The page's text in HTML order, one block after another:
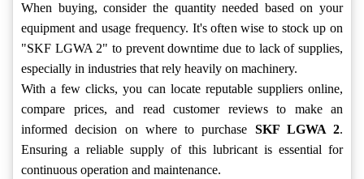
When buying, consider the quantity needed based on your
equipment and usage frequency. It's often wise to stock up on
"SKF LGWA 2" to prevent downtime due to lack of supplies,
especially in industries that rely heavily on machinery.
With a few clicks, you can locate reputable suppliers online,
compare prices, and read customer reviews to make an
informed decision on where to purchase SKF LGWA 2.
Ensuring a reliable supply of this lubricant is essential for
continuous operation and maintenance.